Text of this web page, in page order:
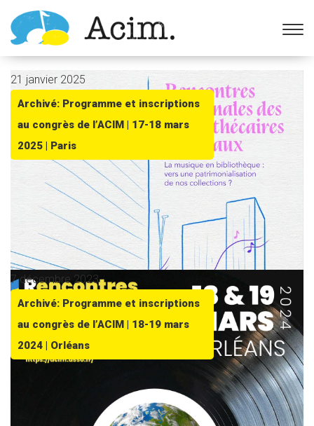
Ouvrir la barre d’outils
21 janvier 2025
Archivé: Programme et inscriptions
au congrès de l’ACIM | 17-18 mars
2025 | Paris
7 décembre 2023
Archivé: Programme et inscriptions
au congrès de l’ACIM | 18-19 mars
2024 | Orléans